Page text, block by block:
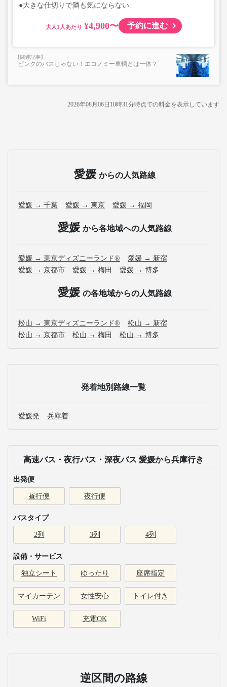
●大きな仕切りで隣も気にならない
大人 ¥4,900〜 予約に進む
ピンクのバスじゃない！エコノミー車輌とは一体？
2026年08月06日10時31分時点での料金を表示しています
愛媛 からの人気路線
愛媛 → 千葉 愛媛 → 東京 愛媛 → 福岡
愛媛 から各地域への人気路線
愛媛 → 東京ディズニーランド®
愛媛 → 新宿
愛媛 → 京都市
愛媛 → 梅田 愛媛 → 博多
愛媛 の各地域からの人気路線
松山 → 東京ディズニーランド®
松山 → 新宿
松山 → 京都市
松山 → 梅田 松山 → 博多
発着地別路線一覧
愛媛発 兵庫着
高速バス・夜行バス・深夜バス 愛媛から兵庫行き
出発便
昼行便 夜行便
バスタイプ
2列 3列 4列
設備・サービス
独立シート ゆったり 座席指定
マイカーテン 女性安心 トイレ付き
WiFi 充電OK
逆区間の路線